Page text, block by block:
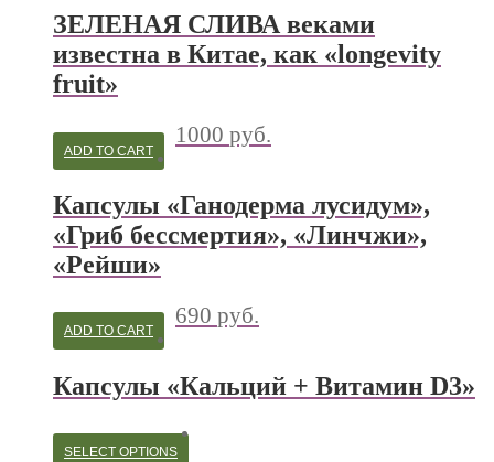
ЗЕЛЕНАЯ СЛИВА веками
известна в Китае, как «longevity
fruit»
1000 руб.
ADD TO CART
Капсулы «Ганодерма лусидум»,
«Гриб бессмертия», «Линчжи»,
«Рейши»
690 руб.
ADD TO CART
Капсулы «Кальций + Витамин D3»
SELECT OPTIONS